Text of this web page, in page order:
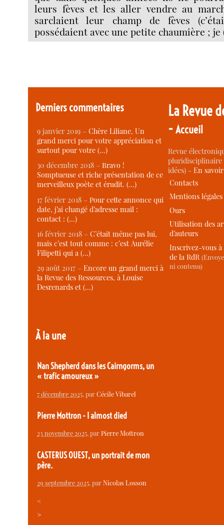
leurs fèves et les aller vendre au
sarclaient leur champ de fèves
possédaient avec une petite chaumière ;
Derniers commentaires
9 janvier 2019 –Chère Liliane, Un
grand merci pour votre appréciation et
surtout pour votre (…)
30 décembre 2018 –Bravo !
Somptueuse et riche présentation de ce
merveilleux poète et érudit. (…)
17 février 2018 –Pour cette annonce qui
date, j’ai changé d’adresse mail :
contact : (…)
16 février 2018 –C’était même pas lui,
mais c’est tout comme : c’est Aurélie
Filipetti qui a (…)
29 août 2017 –Encore un grand merci à
la Revue des Ressources, à Louise
Desrenards et (…)
À la une
Nan Shepherd dans les Cairngorms, un
« trafic amoureux »
7 décembre 2025, parCécile Vibarel
Pierre Mottron - I almost died
23 novembre 2025, parPierre Mottron
CASTERUS OUEST, un portrait de mon
père.
29 septembre 2025, parNicolas Losson
<
>
La Revue
-Accueil
Revue
idées) -En
Contacts
Mentions légales
Ours
Utilisation des
d’auteurs
Inscrivez-vous
de la RdR
ni contenu)